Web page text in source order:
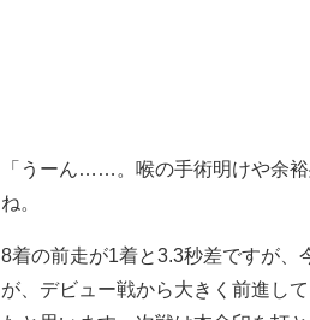
「うーん……。喉の手術明けや余
ね。
8着の前走が1着と3.3秒差ですが、
が、デビュー戦から大きく前進し